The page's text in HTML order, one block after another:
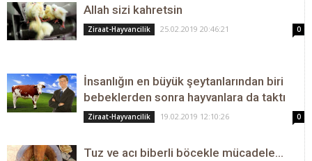
Allah sizi kahretsin
Ziraat-Hayvancilik 25.02.2019 20:46:21 0
İnsanlığın en büyük şeytanlarından biri
bebeklerden sonra hayvanlara da taktı
Ziraat-Hayvancilik 19.02.2019 12:10:26 0
Tuz ve acı biberli böcekle mücadele...